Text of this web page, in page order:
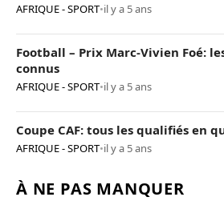
AFRIQUE - SPORT•il y a 5 ans
Football – Prix Marc-Vivien Foé:
connus
AFRIQUE - SPORT•il y a 5 ans
Coupe CAF: tous les qualifiés en
AFRIQUE - SPORT•il y a 5 ans
À NE PAS MANQUER